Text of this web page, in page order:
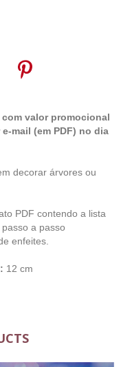
com valor promocional
mail (em PDF) no dia
decorar árvores ou
PDF contendo a lista
a passo
enfeites.
12 cm